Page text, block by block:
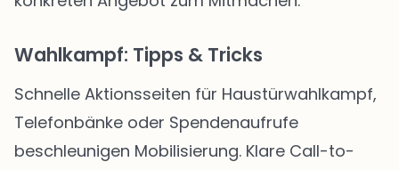
Wahlkampf: Tipps & Tricks
Schnelle Aktionsseiten für Haustürwahlkampf,
Telefonbänke oder Spendenaufrufe
beschleunigen Mobilisierung. Klare Call-to-